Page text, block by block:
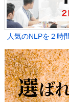
人気のNLPを２時